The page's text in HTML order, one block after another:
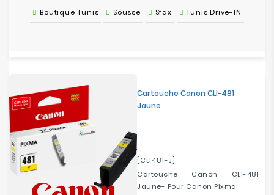
Boutique Tunis Sousse Sfax Tunis Drive-IN
Cartouche Canon CLI-481
Jaune
[CLI481-J]
Cartouche Canon CLI-481
Jaune- Pour Canon Pixma